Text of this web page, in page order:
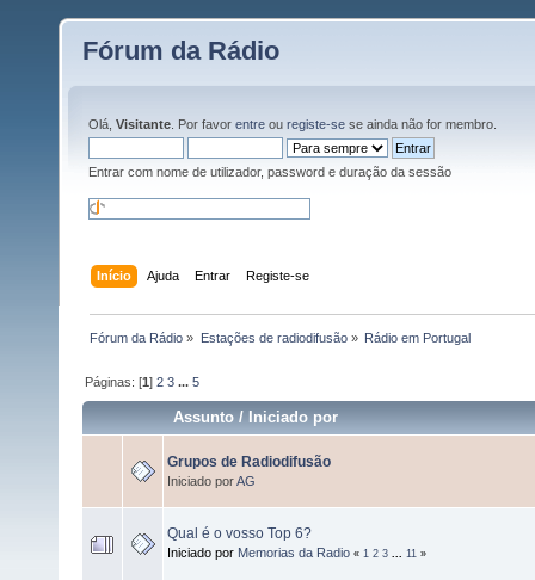
Fórum da Rádio
Olá, Visitante . Por favor entre ou registe-se se ainda não for membro.
Entrar com nome de utilizador, password e duração da sessão
Início Ajuda Entrar Registe-se
Fórum da Rádio » Estações de radiodifusão» Rádio em Portugal
Páginas: [1]2 3 ...5
Assunto /Iniciado por
Grupos de Radiodifusão
Iniciado porAG
Qual é o vosso Top 6?
Iniciado por Memorias da Radio « 1 2 3 11 »